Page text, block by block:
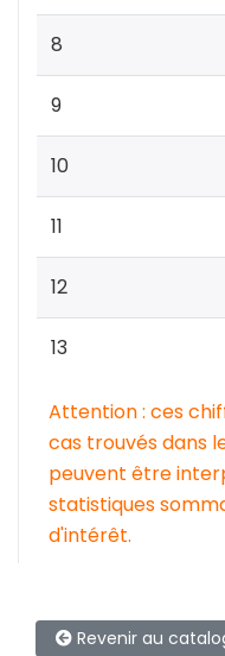
8
9
10
11
12
13
Attention : ces
cas trouvés dans
peuvent être
statistiques
d'intérêt.
Revenir au